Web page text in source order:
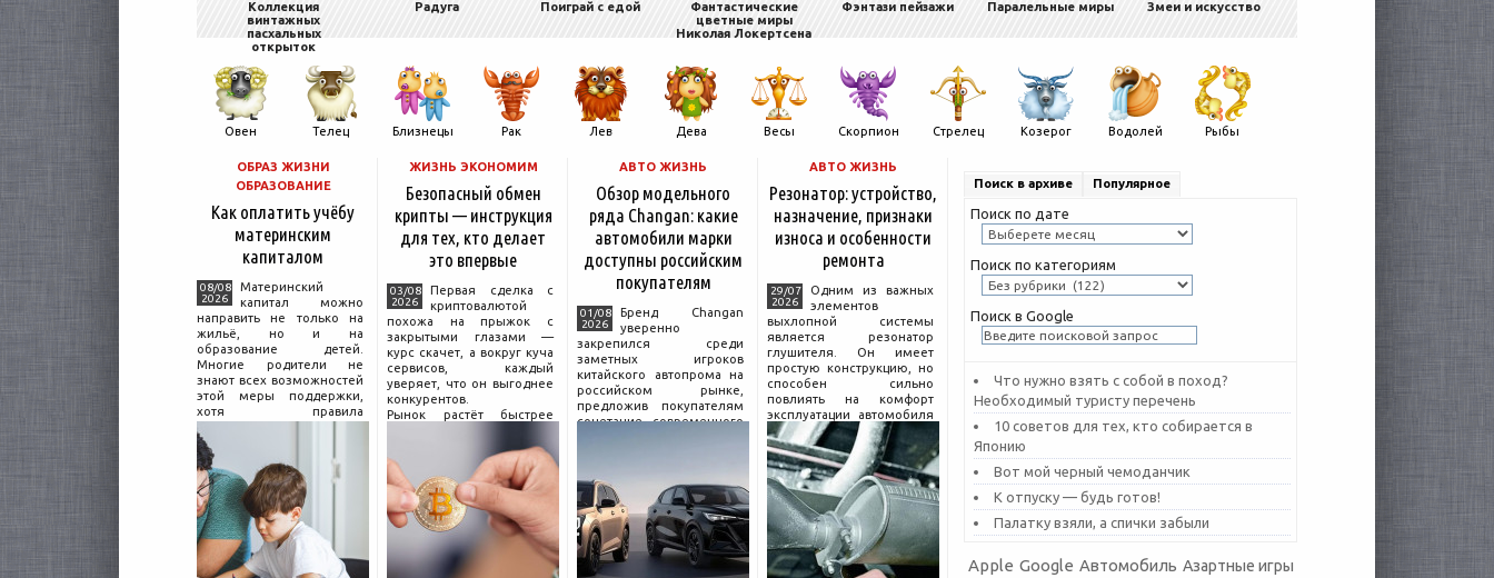
Коллекция
винтажных
пасхальных
открыток
Радуга Поиграй с едой
Фантастические
цветные миры
Николая Локертсена
Фэнтази пейзажи Паралельные миры Змеи и искусство
Овен Телец Близнецы Рак Лев Дева Весы Скорпион Стрелец Козерог Водолей Рыбы
ОБРАЗ ЖИЗНИ
ОБРАЗОВАНИЕ
Как оплатить учёбу
материнским
капиталом
08/08
2026
Материнский
капитал можно
направить не только на
жильё, но и на
образование детей.
Многие родители не
знают всех возможностей
этой меры поддержки,
хотя правила
учёбу довольно понятны,
если разобраться в них
заранее и подготовить
ЖИЗНЬ ЭКОНОМИМ
Безопасный обмен
крипты — инструкция
для тех, кто делает
это впервые
03/08
2026
Первая сделка с
криптовалютой
похожа на прыжок с
закрытыми глазами —
курс скачет, а вокруг куча
сервисов, каждый
уверяет, что он выгоднее
конкурентов.
Рынок растёт быстрее
поведения на нём.
Петербургские
криптообменники,
московские
АВТО ЖИЗНЬ
Обзор модельного
ряда Changan: какие
автомобили марки
доступны российским
покупателям
01/08
2026
Бренд Changan
уверенно
закрепился среди
заметных игроков
китайского автопрома на
российском рынке,
предложив покупателям
сочетание современного
насчитывает несколько
десятилетий
АВТО ЖИЗНЬ
Резонатор: устройство,
назначение, признаки
износа и особенности
ремонта
29/07
2026
Одним из важных
элементов
выхлопной системы
является резонатор
глушителя. Он имеет
простую конструкцию, но
способен сильно
повлиять на комфорт
эксплуатации автомобиля
и правильную работу
выхлопа.
Для чего нужен
резонатор
Поиск в архиве Популярное
Поиск по дате
Поиск по категориям
Поиск в Google
Что нужно взять с собой в поход?
Необходимый туристу перечень
10 советов для тех, кто собирается в
Японию
Вот мой черный чемоданчик
К отпуску — будь готов!
Палатку взяли, а спички забыли
Apple Google Автомобиль Азартные игры